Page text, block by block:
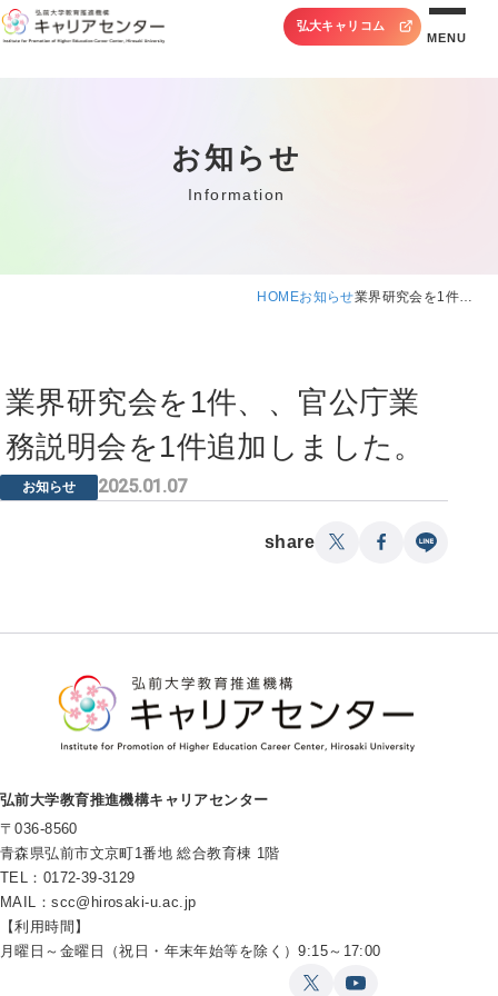
弘大キャリコム
MENU
お知らせ
Information
HOMEお知らせ業界研究会を1件…
業界研究会を1件、、官公庁業
務説明会を1件追加しました。
お知らせ 2025.01.07
share
弘前大学教育推進機構キャリアセンター
〒036-8560
青森県弘前市文京町1番地 総合教育棟 1階
TEL：0172-39-3129
MAIL：scc@hirosaki-u.ac.jp
【利用時間】
月曜日～金曜日（祝日・年末年始等を除く）9:15～17:00